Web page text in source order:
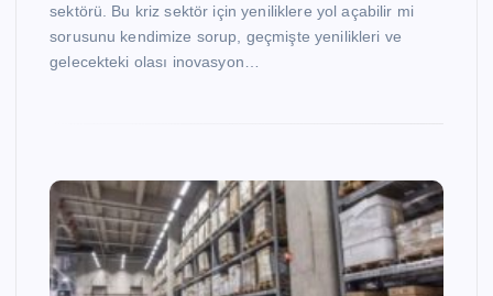
sektörü. Bu kriz sektör için yeniliklere yol açabilir mi
sorusunu kendimize sorup, geçmişte yenilikleri ve
gelecekteki olası inovasyon…